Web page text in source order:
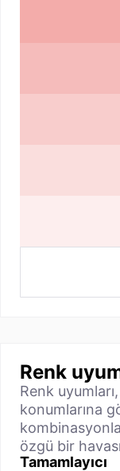
Renk
Renk
konumlarına
özgü bir
Tamamlayıcı